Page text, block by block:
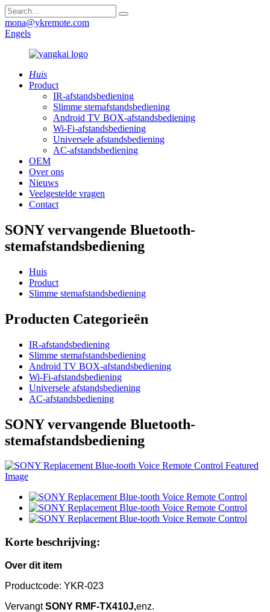
mona@ykremote.com
Engels
Huis
Product
IR-afstandsbediening
Slimme stemafstandsbediening
Android TV BOX-afstandsbediening
Wi-Fi-afstandsbediening
Universele afstandsbediening
AC-afstandsbediening
OEM
Over ons
Nieuws
Veelgestelde vragen
Contact
SONY vervangende Bluetooth-
stemafstandsbediening
Huis
Product
Slimme stemafstandsbediening
Producten Categorieën
IR-afstandsbediening
Slimme stemafstandsbediening
Android TV BOX-afstandsbediening
Wi-Fi-afstandsbediening
Universele afstandsbediening
AC-afstandsbediening
SONY vervangende Bluetooth-
stemafstandsbediening
Korte beschrijving:
Over dit item
Productcode: YKR-023
VervangtSONY RMF-TX410J,enz.